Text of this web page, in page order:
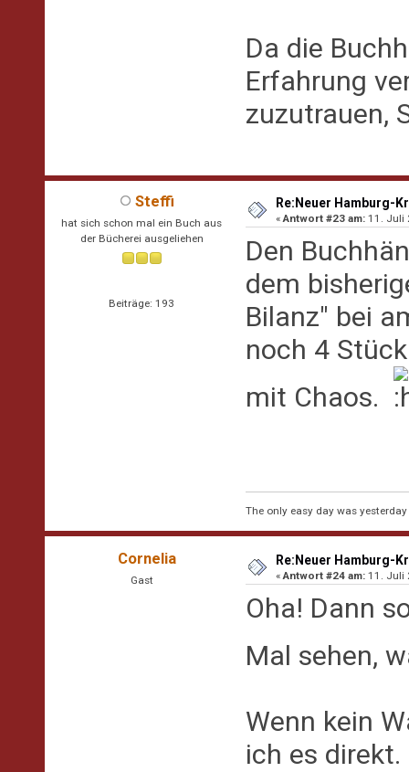
Da die
Erfahrung
zuzutrauen,
Steffi
hat sich schon mal ein Buch aus
der Bücherei ausgeliehen
Beiträge: 193
Re:Neuer Hamburg-
«Antwort #23 am: 11. Juli
Den
dem
Bilanz" bei
noch 4
mit Chaos.
The only easy day was yesterday
Cornelia
Gast
Re:Neuer Hamburg-
«Antwort #24 am: 11. Juli
Oha! Dann
Mal sehen,
Wenn kein
ich es